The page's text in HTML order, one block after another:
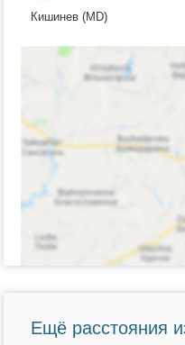
Кишинев (MD)
Ещё расстояния